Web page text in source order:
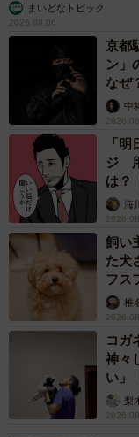
まいどなトピック
2026.08.06
京都
ン」
なぜ
未熟中
「
ジ
は？
海
飼い
た犬
フス
椎
コガ
神々
い」
梨